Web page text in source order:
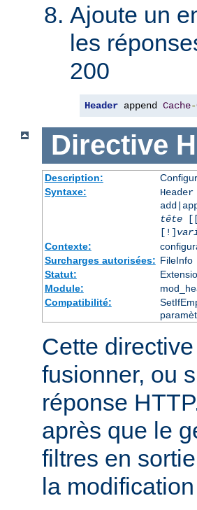
Ajoute un
les
200
Header append Cache-
Directive
Description:
Syntaxe:
tête
[!]
Contexte:
Surcharges autorisées: FileInfo
Statut:
Module:
Compatibilité:
Cette
fusionner, ou
réponse
après que le
filtres en
la